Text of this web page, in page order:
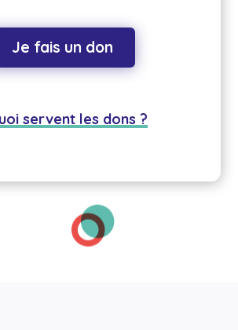
Je fais un don
servent les dons ?